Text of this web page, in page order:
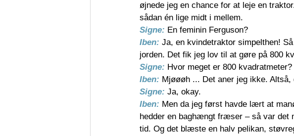
øjnede jeg en chance for at leje en
sådan én lige midt i mellem.
Signe: En feminin Ferguson?
Iben: Ja, en kvindetraktor simpelthen!
jorden. Det fik jeg lov til at gøre på 800
Signe: Hvor meget er 800
Iben: Mjøøøh ... Det aner jeg ikke.
Signe: Ja, okay.
Iben: Men da jeg først havde lært at
hedder en baghængt fræser – så var det
tid. Og det blæste en halv pelikan,